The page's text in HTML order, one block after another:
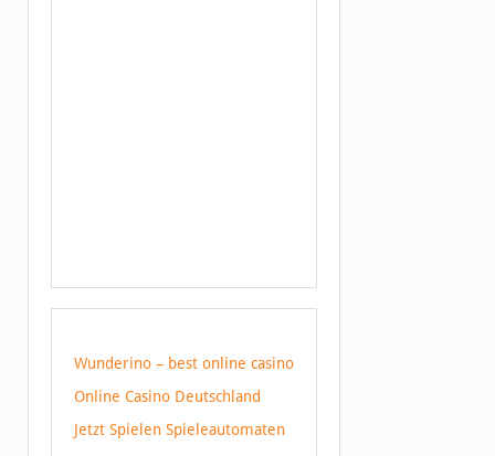
Wunderino – best online casino
Online Casino Deutschland
Jetzt Spielen Spieleautomaten